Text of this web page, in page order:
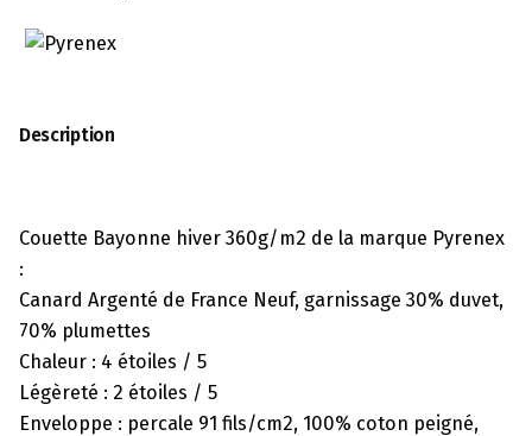
Description
Couette Bayonne hiver 360g/m2 de la marque Pyrenex
:
Canard Argenté de France Neuf, garnissage 30% duvet,
70% plumettes
Chaleur : 4 étoiles / 5
Légèreté : 2 étoiles / 5
Enveloppe : percale 91 fils/cm2, 100% coton peigné,